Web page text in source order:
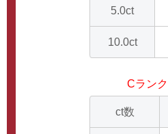
5.0ct
10.0ct
Cランク
ct数